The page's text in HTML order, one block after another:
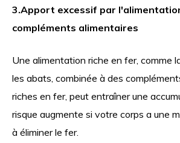
3.Apport excessif par
compléments alimentaires
Une alimentation riche en fer, comme
les abats, combinée à des
riches en fer, peut entraîner une
risque augmente si votre corps a une
à éliminer le fer.